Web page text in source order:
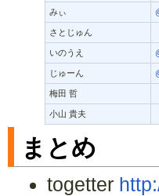
みぃ
さとじゅん
いのうえ
じゅーん
梅田 哲
小山 貴夫
まとめ
togetter